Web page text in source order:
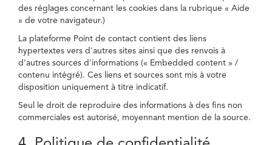
des réglages concernant les cookies dans la rubrique « Aide
» de votre navigateur.)
La plateforme Point de contact contient des liens
hypertextes vers d'autres sites ainsi que des renvois à
d'autres sources d'informations (« Embedded content » /
contenu intégré). Ces liens et sources sont mis à votre
disposition uniquement à titre indicatif.
Seul le droit de reproduire des informations à des fins non
commerciales est autorisé, moyennant mention de la source.